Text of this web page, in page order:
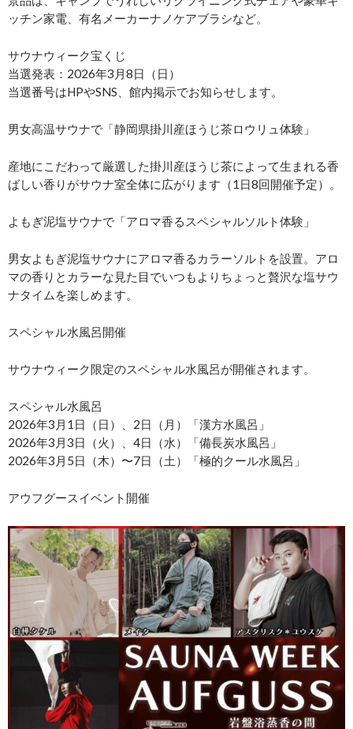
ッチン家電、有名メーカーナノケアブラシなど。
サウナウィーク宝くじ
当選発表：2026年3月8日（日）
当選番号はHPやSNS、館内掲示でお知らせします。
男女高温サウナで「静岡県掛川産ほうじ茶ロウリュ体験」
産地にこだわって厳選した掛川産ほうじ茶によって生まれる香
ばしい香りがサウナ室全体に広がります（1日8回開催予定）。
よもぎ泥塩サウナで「アロマ香るスペシャルソルト体験」
男女よもぎ泥塩サウナにアロマ香るカラーソルトを設置。アロ
マの香りとカラーな見た目でいつもよりちょっと贅沢な塩サウ
ナタイムを楽しめます。
スペシャル水風呂開催
サウナウィーク限定のスペシャル水風呂が開催されます。
スペシャル水風呂
2026年3月1日（日）、2日（月）「漢方水風呂」
2026年3月3日（火）、4日（水）「備長炭水風呂」
2026年3月5日（木）〜7日（土）「極的クール水風呂」
アウフグースイベント開催